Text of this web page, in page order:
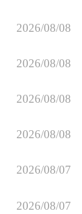
2026/08/08
2026/08/08
2026/08/08
2026/08/08
2026/08/07
2026/08/07